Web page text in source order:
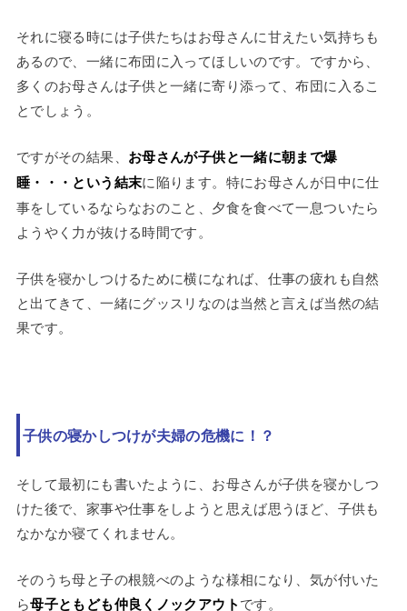
それに寝る時には子供たちはお母さんに甘えたい気持ちも
あるので、一緒に布団に入ってほしいのです。ですから、
多くのお母さんは子供と一緒に寄り添って、布団に入るこ
とでしょう。
ですがその結果、 お母さんが子供と一緒に朝まで爆
睡・・・という結末に陥ります。特にお母さんが日中に仕
事をしているならなおのこと、夕食を食べて一息ついたら
ようやく力が抜ける時間です。
子供を寝かしつけるために横になれば、仕事の疲れも自然
と出てきて、一緒にグッスリなのは当然と言えば当然の結
果です。
子供の寝かしつけが夫婦の危機に！？
そして最初にも書いたように、お母さんが子供を寝かしつ
けた後で、家事や仕事をしようと思えば思うほど、子供も
なかなか寝てくれません。
そのうち母と子の根競べのような様相になり、気が付いた
ら母子ともども仲良くノックアウトです。